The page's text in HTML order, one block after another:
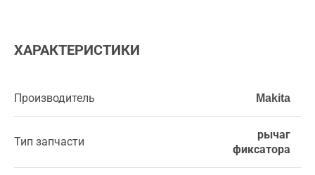
ХАРАКТЕРИСТИКИ
Производитель Makita
Тип запчасти
рычаг
фиксатора